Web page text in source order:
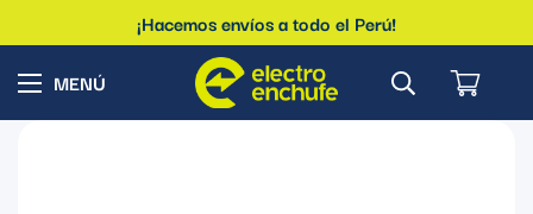
¡Hacemos envíos a todo el Perú!